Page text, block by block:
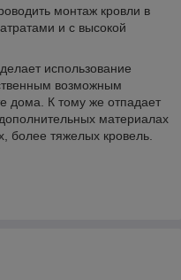
монтаж кровли в
и с высокой
использование
возможным
дома. К тому же отпадает
материалах
более тяжелых кровель.